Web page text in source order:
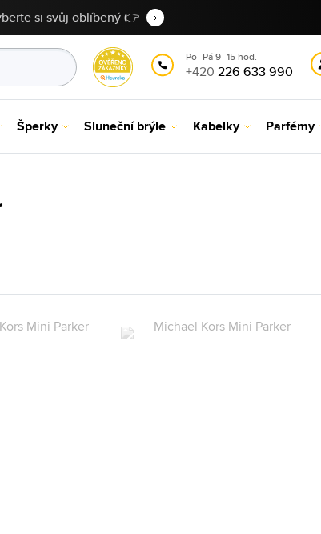
si svůj oblíbený 👉
Po–Pá 9–15 hod.
+420 226 633 990
Šperky Sluneční brýle Kabelky Parfémy